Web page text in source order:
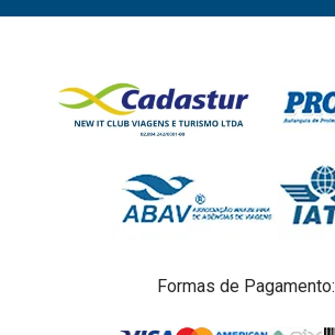
Formas de Pagamento: